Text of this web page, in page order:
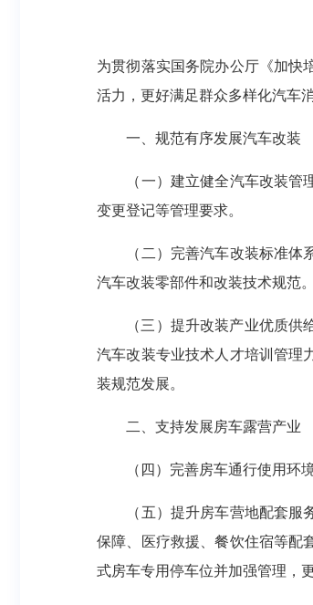
为贯彻落实国务院办公厅《加快
活力，更好满足群众多样化汽车
一、规范有序发展汽车改装
（一）建立健全汽车改装
变更登记等管理要求。
（二）完善汽车改装标准
汽车改装零部件和改装技术规范。
（三）提升改装产业优质
汽车改装专业技术人才培训管理
装规范发展。
二、支持发展房车露营产业
（四）完善房车通行使用环
（五）提升房车营地配套
保障、医疗救援、餐饮住宿等配
式房车专用停车位并加强管理，